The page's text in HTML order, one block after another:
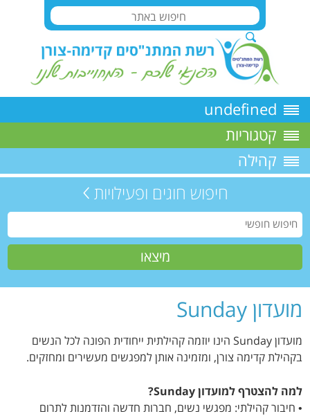
undefined
קטגוריות
קהילה
חיפוש חוגים ופעילויות
מועדון Sunday
מועדון Sunday הינו יוזמה קהילתית ייחודית הפונה לכל הנשים
בקהילת קדימה צורן, ומזמינה אותן למפגשים מעשירים ומחזקים.
למה להצטרף למועדון Sunday?
• חיבור קהילתי: מפגשי נשים, חברות חדשה והזדמנות לתרום